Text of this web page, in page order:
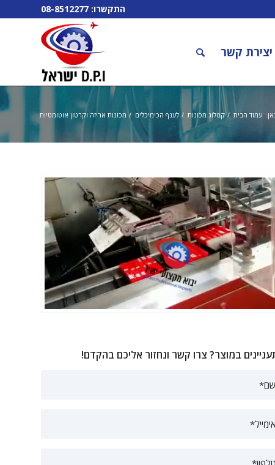
התקשרו: 08-8512277
יצירת קשר
עמוד הבית / קטלוג מכונות / לענף הכימיכלים / מכונות אריזה וקרטון אוטומטיות
במוצר? צרו קשר ונחזור אליכם בהקדם!